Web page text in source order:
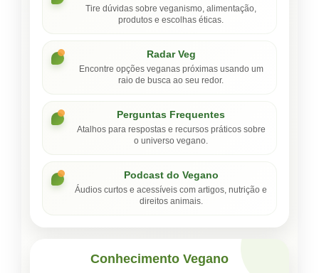
Tire dúvidas sobre veganismo, alimentação,
produtos e escolhas éticas.
Radar Veg
Encontre opções veganas próximas usando um
raio de busca ao seu redor.
Perguntas Frequentes
Atalhos para respostas e recursos práticos sobre
o universo vegano.
Podcast do Vegano
Áudios curtos e acessíveis com artigos, nutrição e
direitos animais.
Conhecimento Vegano